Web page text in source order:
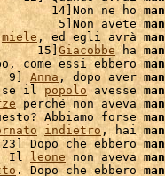
14]Non ne ho
5]Non avete
miele, ed egli avrà
15]Giacobbe ha
come essi ebbero
9] Anna , dopo aver
se il popolo avesse
perché non aveva
Abbiamo forse
indietro , hai
che ebbero
Il leone non aveva
. Dopo che ebbero